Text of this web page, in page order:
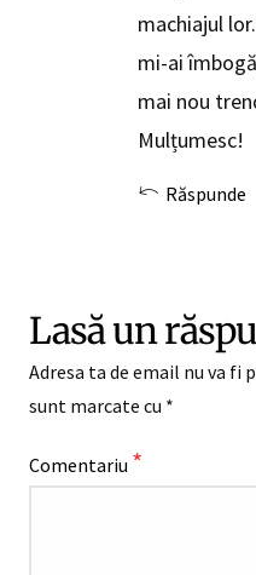
machiajul
mi-ai
mai nou
Mulțumesc!
Răspunde
Lasă un
Adresa ta de email nu va fi
sunt marcate cu *
Comentariu *